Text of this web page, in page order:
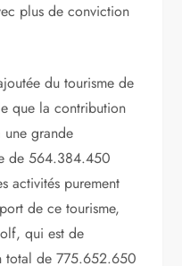
plus de conviction
du tourisme de
que la contribution
grande
de 564.384.450
activités purement
de ce tourisme,
qui est de
total de 775.652.650